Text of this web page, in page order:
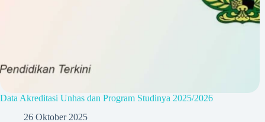
Data Akreditasi Unhas dan Program Studinya 2025/2026
26 Oktober 2025